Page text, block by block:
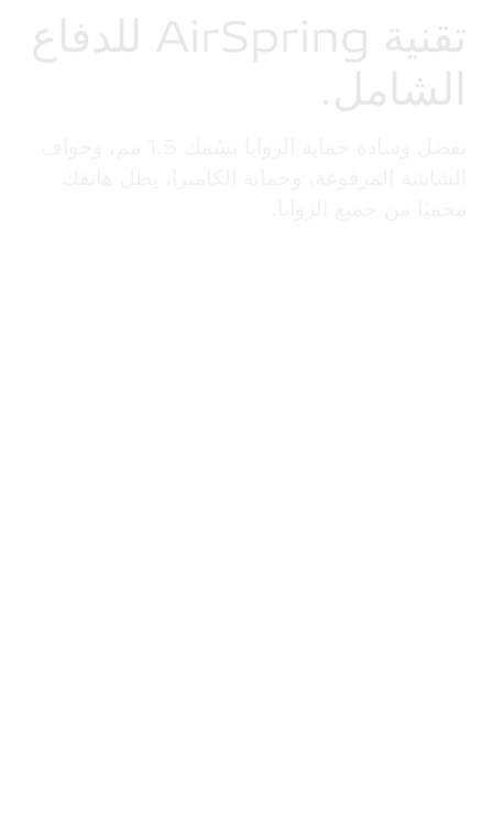
تقنية AirSpring
للدفاع
الشامل.